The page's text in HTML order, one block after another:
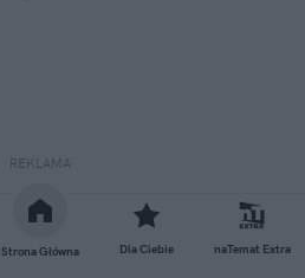
Strona Główna Dla Ciebie naTemat Extra
REKLAMA